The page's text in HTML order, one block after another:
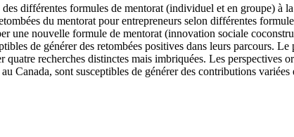
différentes formules de mentorat (individuel et en groupe) à
du mentorat pour entrepreneurs selon différentes
une nouvelle formule de mentorat (innovation sociale
de générer des retombées positives dans leurs parcours.
recherches distinctes mais imbriquées. Les perspectives
Canada, sont susceptibles de générer des contributions